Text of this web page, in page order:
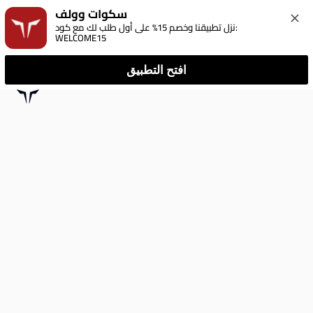
سكوات وولف
نزل تطبيقنا وخصم 15% على أول طلب لك مع كود:
WELCOME15
افتح التطبيق